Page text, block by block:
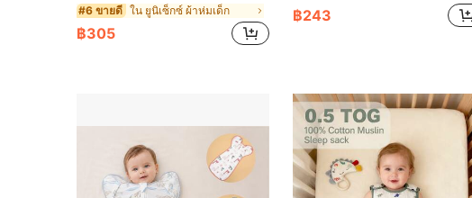
#6 ขายดี ใน ยูนิเซ็กซ์ ผ้าห่มเด็ก
฿305
฿243